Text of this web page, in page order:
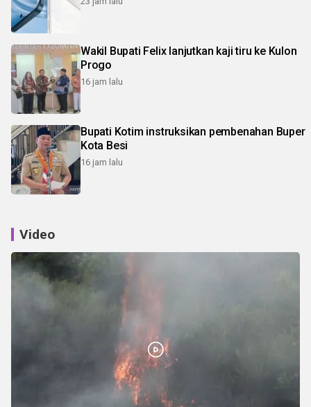
Wakil Bupati Felix lanjutkan kaji tiru ke Kulon
Progo
16 jam lalu
Bupati Kotim instruksikan pembenahan Buper
Kota Besi
16 jam lalu
Video